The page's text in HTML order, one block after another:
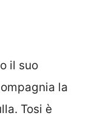
il suo
la
Tosi è